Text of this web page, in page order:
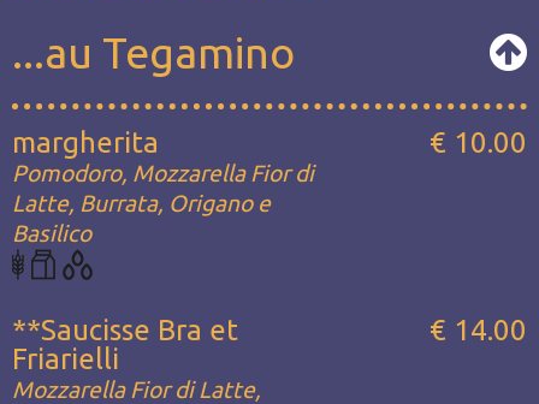
...au Tegamino
margherita
Pomodoro, Mozzarella Fior di
Latte, Burrata, Origano e
Basilico
€ 10.00
**Saucisse Bra et
Friarielli
Mozzarella Fior di Latte,
€ 14.00